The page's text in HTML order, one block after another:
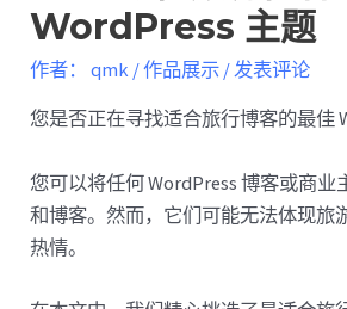
WordPress 主题
作者： qmk /作品展示 /发表评论
您是否正在寻找适合旅行博客的最佳
您可以将任何 WordPress 博客或商业
和博客。然而，它们可能无法体现旅
热情。